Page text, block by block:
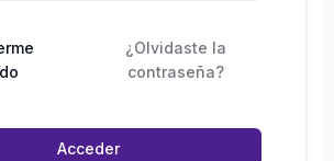
¿Olvidaste la
contraseña?
Acceder